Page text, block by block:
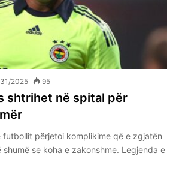
2025 95
shtrihet në spital për
futbollit përjetoi komplikime që e zgjatën
shumë se koha e zakonshme. Legjenda e